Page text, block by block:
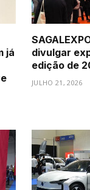
já
divulgar
edição de
JULHO 21, 2026